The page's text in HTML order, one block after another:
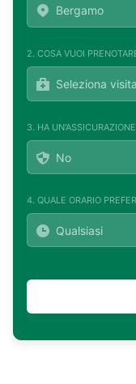
2. COSA VUOI
3. HA
4. QUALE ORARIO